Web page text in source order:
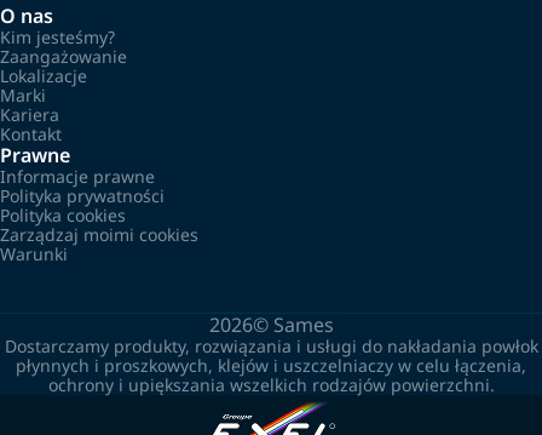
O nas
Kim jesteśmy?
Zaangażowanie
Lokalizacje
Marki
Kariera
Kontakt
Prawne
Informacje prawne
Polityka prywatności
Polityka cookies
Zarządzaj moimi cookies
Warunki
2026© Sames
Dostarczamy produkty, rozwiązania i usługi do nakładania powłok
płynnych i proszkowych, klejów i uszczelniaczy w celu łączenia,
ochrony i upiększania wszelkich rodzajów powierzchni.